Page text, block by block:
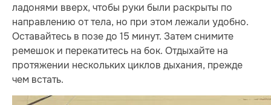
ладонями вверх, чтобы руки были раскрыты по
направлению от тела, но при этом лежали удобно.
Оставайтесь в позе до 15 минут. Затем снимите
ремешок и перекатитесь на бок. Отдыхайте на
протяжении нескольких циклов дыхания, прежде
чем встать.